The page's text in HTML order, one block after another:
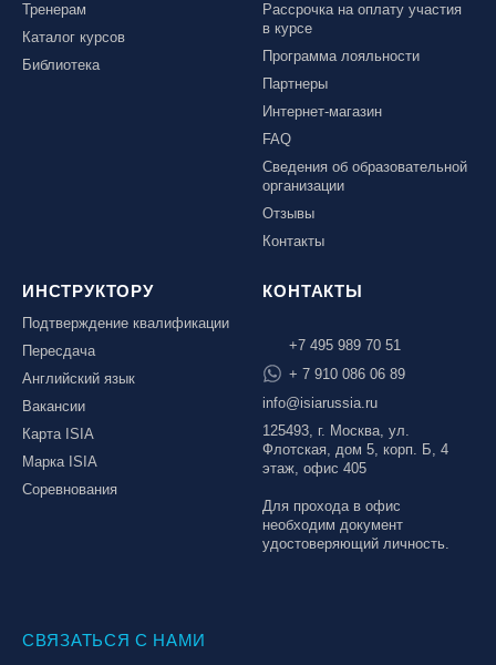
Тренерам
Каталог курсов
Библиотека
Рассрочка на оплату участия
в курсе
Программа лояльности
Партнеры
Интернет-магазин
FAQ
Сведения об образовательной
организации
Отзывы
Контакты
ИНСТРУКТОРУ
Подтверждение квалификации
Пересдача
Английский язык
Вакансии
Карта ISIA
Марка ISIA
Соревнования
КОНТАКТЫ
+7 495 989 70 51
+ 7 910 086 06 89
info@isiarussia.ru
125493, г. Москва, ул.
Флотская, дом 5, корп. Б, 4
этаж, офис 405
Для прохода в офис
необходим документ
удостоверяющий личность.
СВЯЗАТЬСЯ С НАМИ